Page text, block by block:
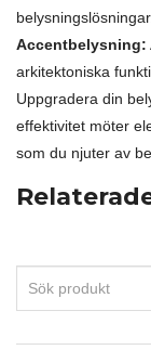
belysningslösningar.
Accentbelysning:
arkitektoniska
Uppgradera din
effektivitet möter
som du njuter av